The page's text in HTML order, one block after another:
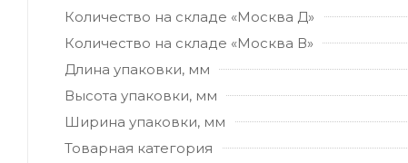
Количество на складе «Москва Д»
Количество на складе «Москва В»
Длина упаковки, мм
Высота упаковки, мм
Ширина упаковки, мм
Товарная категория